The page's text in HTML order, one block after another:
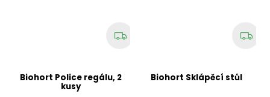
Biohort Police regálu, 2
kusy
Biohort Sklápěcí stůl